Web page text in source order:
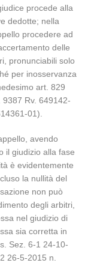
procede alla
dedotte; nella
procedere ad
delle
pronunciabili solo
per inosservanza
art. 829
Rv. 649142-
01).
avendo
il giudizio alla fase
è evidentemente
la nullità del
non può
degli arbitri,
nel giudizio di
sia corretta in
Sez. 6-1 24-10-
26-5-2015 n.